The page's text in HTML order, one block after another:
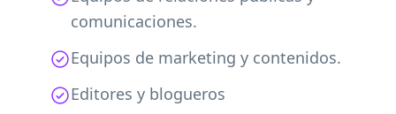
comunicaciones.
Equipos de marketing y contenidos.
Editores y blogueros